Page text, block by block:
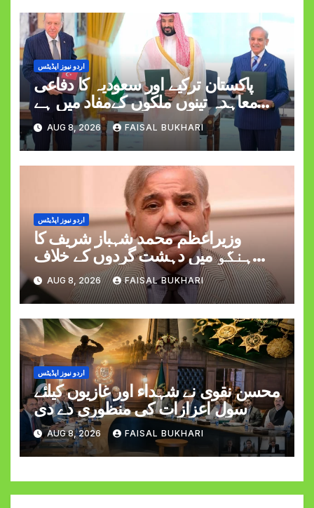
اردو نیوز اپڈیٹس
پاکستان ترکیے اور سعودیہ کا دفاعی
معاہدہ تینوں ملکوں کےمفاد میں ہے
وزیراعظم شہبازشریف
AUG 8, 2026 FAISAL BUKHARI
اردو نیوز اپڈیٹس
وزیراعظم محمد شہباز شریف کا
ہنگو میں دہشت گردوں کے خلاف
کارروائی کے دوران کیپٹن حمزہ اکرم
کی شہادت پر اظہارِ افسوس
AUG 8, 2026 FAISAL BUKHARI
اردو نیوز اپڈیٹس
محسن نقوی نے شہداء اور غازیوں کیلئے
سول اعزازات کی منظوری دے دی
AUG 8, 2026 FAISAL BUKHARI